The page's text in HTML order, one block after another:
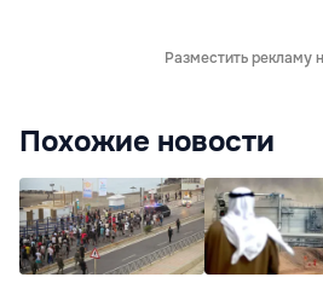
Разместить рекламу
Похожие новости